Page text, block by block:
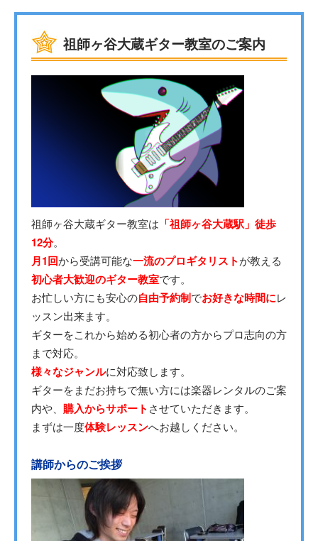
祖師ヶ谷大蔵ギター教室のご案内
祖師ヶ谷大蔵ギター教室は 「祖師ヶ谷大蔵駅」徒歩
12分。
月1回から受講可能な一流のプロギタリストが教える
初心者大歓迎のギター教室です。
お忙しい方にも安心の自由予約制でお好きな時間にレ
ッスン出来ます。
ギターをこれから始める初心者の方からプロ志向の方
まで対応。
様々なジャンルに対応致します。
ギターをまだお持ちで無い方には楽器レンタルのご案
内や、 購入からサポート させていただきます。
まずは一度体験レッスンへお越しください。
講師からのご挨拶